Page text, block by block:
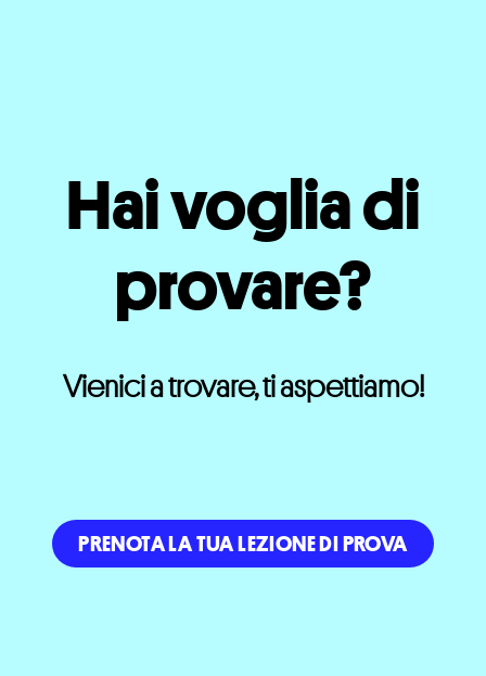
Hai voglia di
provare?
Vienici a trovare, ti aspettiamo!
PRENOTA LA TUA LEZIONE DI PROVA